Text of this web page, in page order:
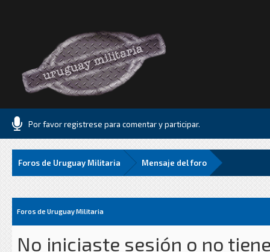
Por favor registrese para comentar y participar.
Foros de Uruguay Militaria Mensaje del foro
Foros de Uruguay Militaria
No iniciaste sesión o no